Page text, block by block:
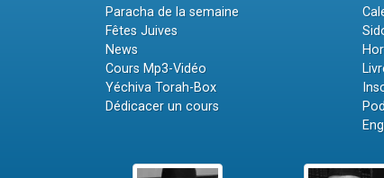
Paracha de la semaine
Fêtes Juives
News
Cours Mp3-Vidéo
Yéchiva Torah-Box
Dédicacer un cours